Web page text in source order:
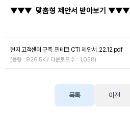
▼▼▼ 맞춤형 제안서 받아보기 ▼▼▼
현지 고객센터 구축_핀테크 CTI 제안서_22.12.pdf
(용량 : 926.5K / 다운로드수 : 1,058)
목록 이전